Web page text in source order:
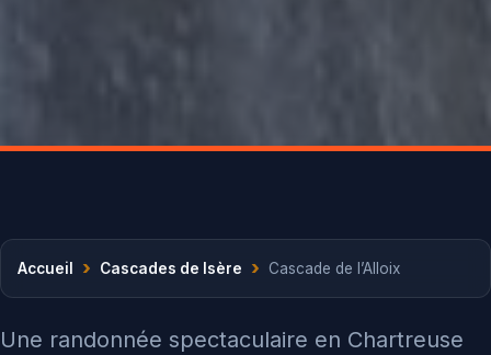
Accueil › Cascades de Isère › Cascade de l’Alloix
Une randonnée spectaculaire en Chartreuse